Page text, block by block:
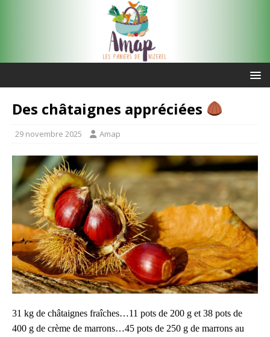
Des châtaignes appréciées
29 novembre 2025 Amap
31 kg de châtaignes fraîches…11 pots de 200 g et 38 pots de
400 g de crème de marrons…45 pots de 250 g de marrons au